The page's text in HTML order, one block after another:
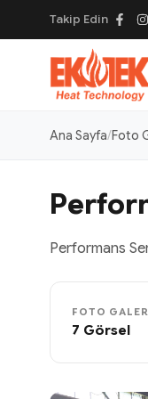
Takip Edin
Ana Sayfa Foto
Performans
FOTO
7 Görsel